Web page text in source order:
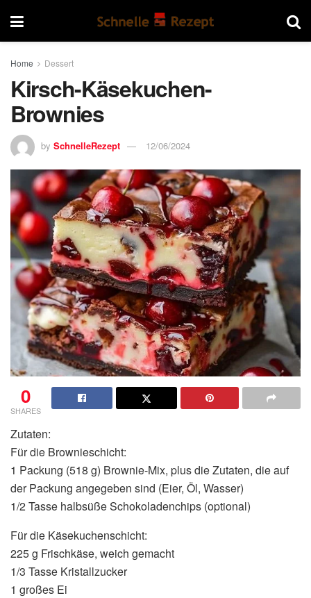
Home Dessert
Kirsch-Käsekuchen-
Brownies
by SchnelleRezept 12/06/2024
0
SHARES
Zutaten:
Für die Brownieschicht:
1 Packung (518 g) Brownie-Mix, plus die Zutaten, die auf
der Packung angegeben sind (Eier, Öl, Wasser)
1/2 Tasse halbsüße Schokoladenchips (optional)
Für die Käsekuchenschicht:
225 g Frischkäse, weich gemacht
1/3 Tasse Kristallzucker
1 großes Ei